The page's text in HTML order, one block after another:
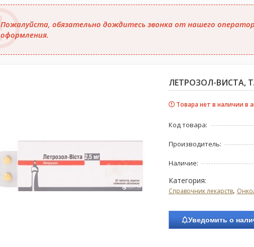
Пожалуйста, обязательно дождитесь звонка от нашего
оформления.
ЛЕТРОЗОЛ-ВИСТА,
Товара нет в наличии в
Код товара:
Производитель:
Наличие:
Категория:
Справочник лекарств,
Уведомить о